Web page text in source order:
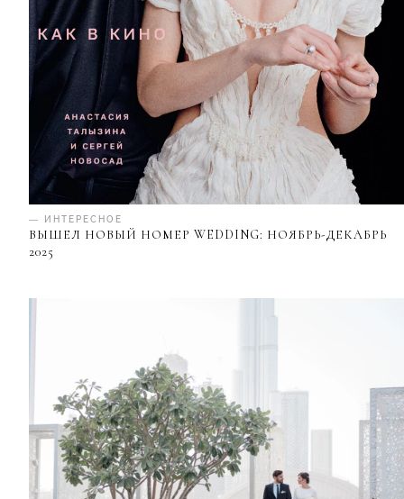
— ИНТЕРЕСНОЕ
ВЫШЕЛ НОВЫЙ НОМЕР WEDDING: НОЯБРЬ-ДЕКАБРЬ
2025